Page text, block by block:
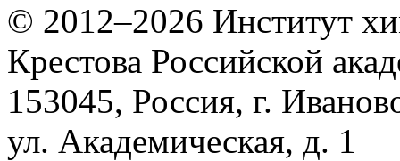
© 2012–2026 Институт
Крестова Российской
153045, Россия, г.
ул. Академическая, д. 1